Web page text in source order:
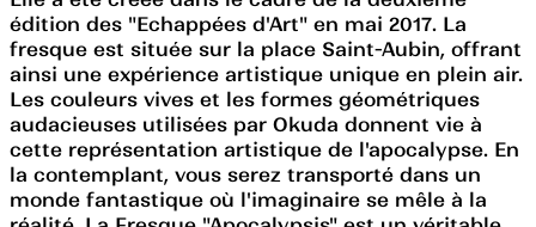
édition des "Echappées d'Art" en mai 2017. La
fresque est située sur la place Saint-Aubin, offrant
ainsi une expérience artistique unique en plein air.
Les couleurs vives et les formes géométriques
audacieuses utilisées par Okuda donnent vie à
cette représentation artistique de l'apocalypse. En
la contemplant, vous serez transporté dans un
monde fantastique où l'imaginaire se mêle à la